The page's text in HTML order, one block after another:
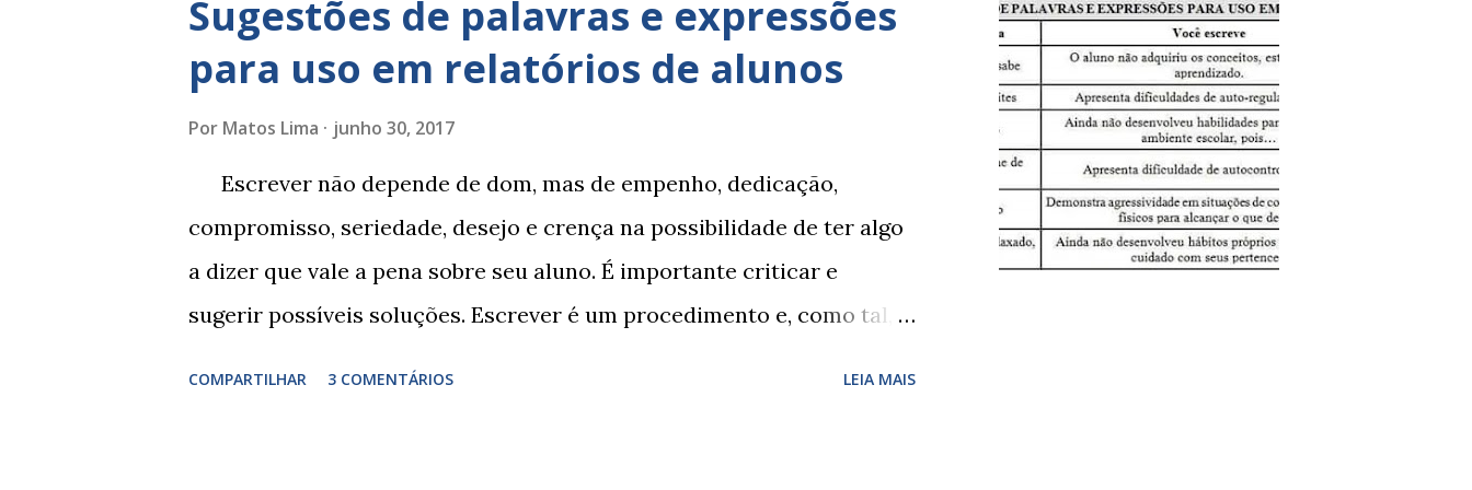
Sugestões de palavras e expressões
para uso em relatórios de alunos
Por Matos Lima junho 30, 2017
Escrever não depende de dom, mas de empenho, dedicação,
compromisso, seriedade, desejo e crença na possibilidade de ter algo
a dizer que vale a pena sobre seu aluno. É importante criticar e
sugerir possíveis soluções. Escrever é um procedimento e, como tal,
COMPARTILHAR 3 COMENTÁRIOS LEIA MAIS